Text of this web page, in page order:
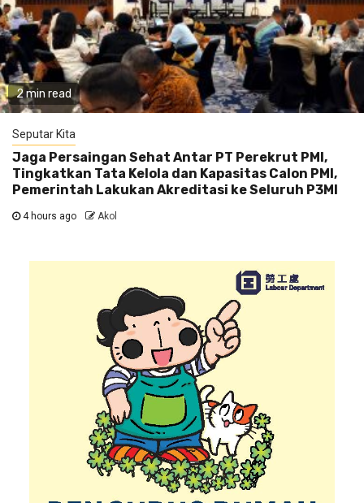
2 min read
Seputar Kita
Jaga Persaingan Sehat Antar PT Perekrut PMI,
Tingkatkan Tata Kelola dan Kapasitas Calon PMI,
Pemerintah Lakukan Akreditasi ke Seluruh P3MI
4 hours ago Akol